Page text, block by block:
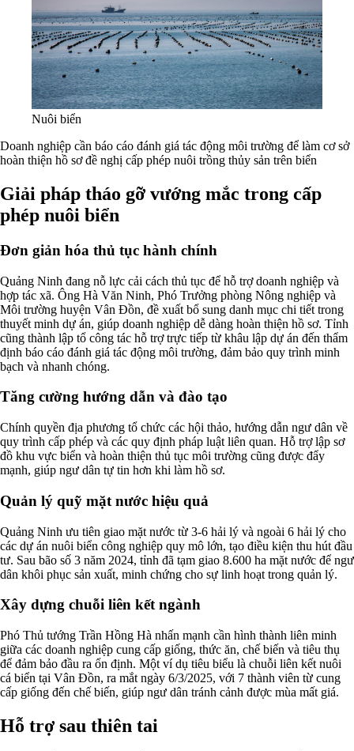
Nuôi biển
Doanh nghiệp cần báo cáo đánh giá tác động môi trường để làm cơ sở
hoàn thiện hồ sơ đề nghị cấp phép nuôi trồng thủy sản trên biển
Giải pháp tháo gỡ vướng mắc trong cấp
phép nuôi biển
Đơn giản hóa thủ tục hành chính
Quảng Ninh đang nỗ lực cải cách thủ tục để hỗ trợ doanh nghiệp và
hợp tác xã. Ông Hà Văn Ninh, Phó Trưởng phòng Nông nghiệp và
Môi trường huyện Vân Đồn, đề xuất bổ sung danh mục chi tiết trong
thuyết minh dự án, giúp doanh nghiệp dễ dàng hoàn thiện hồ sơ. Tỉnh
cũng thành lập tổ công tác hỗ trợ trực tiếp từ khâu lập dự án đến thẩm
định báo cáo đánh giá tác động môi trường, đảm bảo quy trình minh
bạch và nhanh chóng.
Tăng cường hướng dẫn và đào tạo
Chính quyền địa phương tổ chức các hội thảo, hướng dẫn ngư dân về
quy trình cấp phép và các quy định pháp luật liên quan. Hỗ trợ lập sơ
đồ khu vực biển và hoàn thiện thủ tục môi trường cũng được đẩy
mạnh, giúp ngư dân tự tin hơn khi làm hồ sơ.
Quản lý quỹ mặt nước hiệu quả
Quảng Ninh ưu tiên giao mặt nước từ 3-6 hải lý và ngoài 6 hải lý cho
các dự án nuôi biển công nghiệp quy mô lớn, tạo điều kiện thu hút đầu
tư. Sau bão số 3 năm 2024, tỉnh đã tạm giao 8.600 ha mặt nước để ngư
dân khôi phục sản xuất, minh chứng cho sự linh hoạt trong quản lý.
Xây dựng chuỗi liên kết ngành
Phó Thủ tướng Trần Hồng Hà nhấn mạnh cần hình thành liên minh
giữa các doanh nghiệp cung cấp giống, thức ăn, chế biến và tiêu thụ
để đảm bảo đầu ra ổn định. Một ví dụ tiêu biểu là chuỗi liên kết nuôi
cá biển tại Vân Đồn, ra mắt ngày 6/3/2025, với 7 thành viên từ cung
cấp giống đến chế biến, giúp ngư dân tránh cảnh được mùa mất giá.
Hỗ trợ sau thiên tai